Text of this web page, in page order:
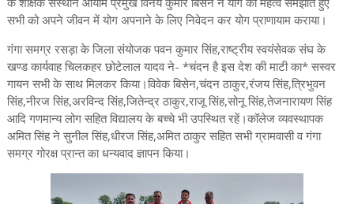
सभी को अपने जीवन में योग अपनाने के लिए निवेदन कर योग प्राणायाम कराया।
गंगा समग्र रसड़ा के जिला संयोजक पवन कुमार सिंह,राष्ट्रीय स्वयंसेवक संघ के
खण्ड कार्यवाह चिलकहर छोटेलाल यादव ने- *चंदन है इस देश की माटी का* सस्वर
गायन सभी के साथ मिलकर किया।विवेक बिसेन,चंदन ठाकुर,रंजय सिंह,त्रिभुवन
सिंह,नीरज सिंह,अरविन्द सिंह,जितेन्द्र ठाकुर,राजू सिंह,सोनू सिंह,तेजनारायण सिंह
आदि गणमान्य लोग सहित विद्यालय के बच्चे भी उपस्थित रहें।कॉलेज व्यवस्थापक
अमित सिंह ने सुनील सिंह,धीरज सिंह,अमित ठाकुर सहित सभी ग्रामवासी व गंगा
समग्र गोरक्ष प्रान्त का धन्यवाद ज्ञापन किया।